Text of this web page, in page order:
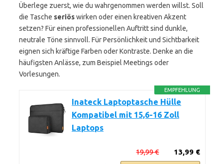
Überlege zuerst, wie du wahrgenommen werden willst. Soll
die Tasche seriöswirken oder einen kreativen Akzent
setzen? Für einen professionellen Auftritt sind dunkle,
neutrale Töne sinnvoll. Für Persönlichkeit und Sichtbarkeit
eignen sich kräftige Farben oder Kontraste. Denke an die
häufigsten Anlässe, zum Beispiel Meetings oder
Vorlesungen.
EMPFEHLUNG
Inateck Laptoptasche Hülle
Kompatibel mit 15,6-16 Zoll
Laptops
13,99 €
19,99 €